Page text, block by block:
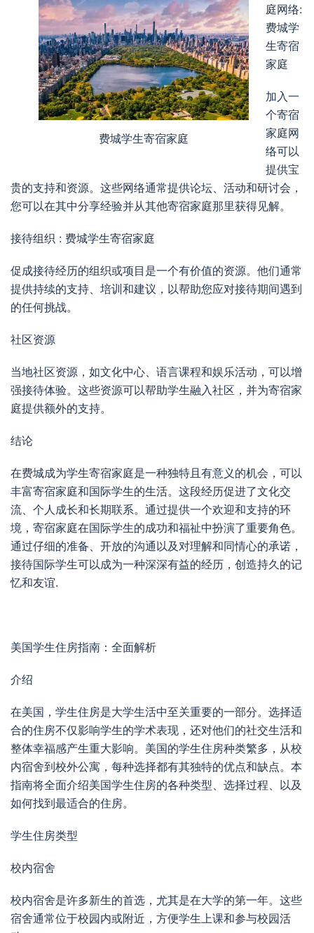
费城学生寄宿家庭
庭网络:
费城学
生寄宿
家庭
加入一
个寄宿
家庭网
络可以
提供宝
贵的支持和资源。这些网络通常提供论坛、活动和研讨会，
您可以在其中分享经验并从其他寄宿家庭那里获得见解。
接待组织 : 费城学生寄宿家庭
促成接待经历的组织或项目是一个有价值的资源。他们通常
提供持续的支持、培训和建议，以帮助您应对接待期间遇到
的任何挑战。
社区资源
当地社区资源，如文化中心、语言课程和娱乐活动，可以增
强接待体验。这些资源可以帮助学生融入社区，并为寄宿家
庭提供额外的支持。
结论
在费城成为学生寄宿家庭是一种独特且有意义的机会，可以
丰富寄宿家庭和国际学生的生活。这段经历促进了文化交
流、个人成长和长期联系。通过提供一个欢迎和支持的环
境，寄宿家庭在国际学生的成功和福祉中扮演了重要角色。
通过仔细的准备、开放的沟通以及对理解和同情心的承诺，
接待国际学生可以成为一种深深有益的经历，创造持久的记
忆和友谊.
美国学生住房指南：全面解析
介绍
在美国，学生住房是大学生活中至关重要的一部分。选择适
合的住房不仅影响学生的学术表现，还对他们的社交生活和
整体幸福感产生重大影响。美国的学生住房种类繁多，从校
内宿舍到校外公寓，每种选择都有其独特的优点和缺点。本
指南将全面介绍美国学生住房的各种类型、选择过程、以及
如何找到最适合的住房。
学生住房类型
校内宿舍
校内宿舍是许多新生的首选，尤其是在大学的第一年。这些
宿舍通常位于校园内或附近，方便学生上课和参与校园活